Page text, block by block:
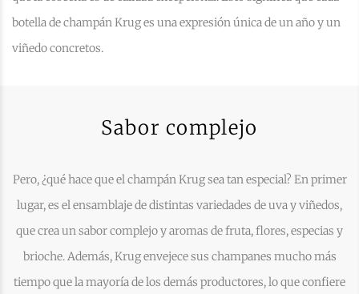
botella de champán Krug es una expresión única de un año y un
viñedo concretos.
Sabor complejo
Pero, ¿qué hace que el champán Krug sea tan especial? En primer
lugar, es el ensamblaje de distintas variedades de uva y viñedos,
que crea un sabor complejo y aromas de fruta, flores, especias y
brioche. Además, Krug envejece sus champanes mucho más
tiempo que la mayoría de los demás productores, lo que confiere